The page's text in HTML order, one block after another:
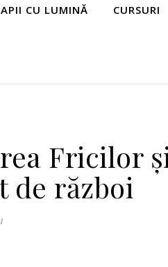
CU LUMINĂ CURSURI
Fricilor
de război